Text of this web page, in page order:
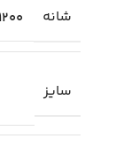
شانه 1200
سایز